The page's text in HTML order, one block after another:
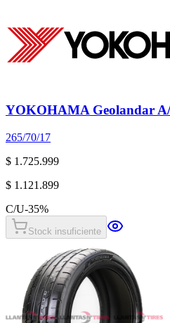
YOKOHAMA Geolandar
265/70/17
$ 1.725.999
$ 1.121.899
C/U-35%
Stock insuficiente